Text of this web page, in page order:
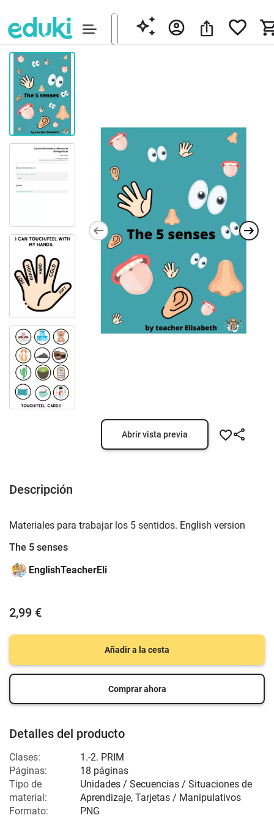
Abrir vista previa
Descripción
Materiales para trabajar los 5 sentidos. English version
The 5 senses
EnglishTeacherEli
2,99 €
Añadir a la cesta
Comprar ahora
Detalles del producto
Clases:
1.-2. PRIM
Páginas:
18 páginas
Tipo de
material:
Unidades / Secuencias / Situaciones de
Aprendizaje, Tarjetas / Manipulativos
Formato:
PNG